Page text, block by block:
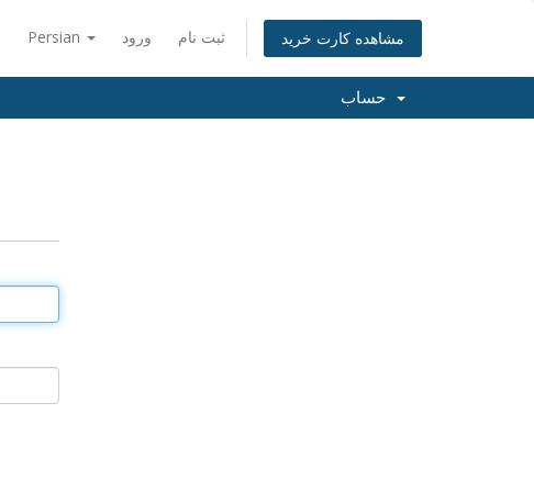
Persian ورود ثبت نام مشاهده کارت خرید